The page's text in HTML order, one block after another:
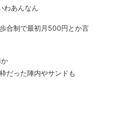
わあんなん
合制で最初月500円とか言
だった陣内やサンドも